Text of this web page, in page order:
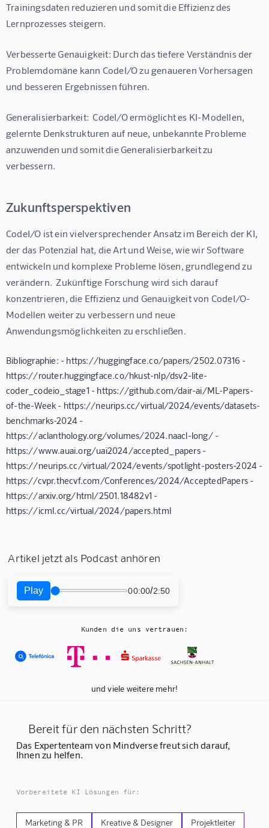
Trainingsdaten reduzieren und somit die Effizienz des
Lernprozesses steigern.
Verbesserte Genauigkeit: Durch das tiefere Verständnis der
Problemdomäne kann CodeI/O zu genaueren Vorhersagen
und besseren Ergebnissen führen.
Generalisierbarkeit:  CodeI/O ermöglicht es KI-Modellen,
gelernte Denkstrukturen auf neue, unbekannte Probleme
anzuwenden und somit die Generalisierbarkeit zu
verbessern.
Zukunftsperspektiven
CodeI/O ist ein vielversprechender Ansatz im Bereich der KI,
der das Potenzial hat, die Art und Weise, wie wir Software
entwickeln und komplexe Probleme lösen, grundlegend zu
verändern.  Zukünftige Forschung wird sich darauf
konzentrieren, die Effizienz und Genauigkeit von CodeI/O-
Modellen weiter zu verbessern und neue
Anwendungsmöglichkeiten zu erschließen.
Bibliographie: - https://huggingface.co/papers/2502.07316 -
https://router.huggingface.co/hkust-nlp/dsv2-lite-
coder_codeio_stage1 - https://github.com/dair-ai/ML-Papers-
of-the-Week - https://neurips.cc/virtual/2024/events/datasets-
benchmarks-2024 -
https://aclanthology.org/volumes/2024.naacl-long/ -
https://www.auai.org/uai2024/accepted_papers -
https://neurips.cc/virtual/2024/events/spotlight-posters-2024 -
https://cvpr.thecvf.com/Conferences/2024/AcceptedPapers -
https://arxiv.org/html/2501.18482v1 -
https://icml.cc/virtual/2024/papers.html
Artikel jetzt als Podcast anhören
Play 00:00/2:50
Kunden die uns vertrauen:
und viele weitere mehr!
Bereit für den nächsten Schritt?
Das Expertenteam von Mindverse freut sich darauf,
Ihnen zu helfen.
Vorbereitete KI Lösungen für:
Marketing & PR Kreative & Designer Projektleiter